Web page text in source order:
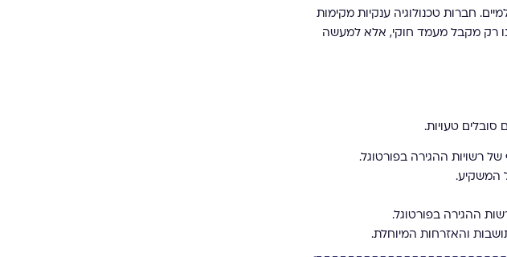
חברות טכנולוגיה ענקיות מקימות
רק מקבל מעמד חוקי, אלא למעשה
טעויות.
רשויות ההגירה בפורטוגל.
המשקיע.
ההגירה בפורטוגל.
והאזרחות המיוחלת.